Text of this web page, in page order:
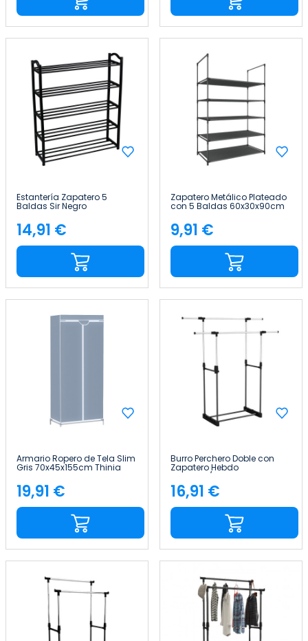
Estantería Zapatero 5
Baldas Sir Negro
63x20x79cm Thinia Home
Precio
14,91 €
Zapatero Metálico Plateado
con 5 Baldas 60x30x90cm
Precio
9,91 €
Armario Ropero de Tela Slim
Gris 70x45x155cm Thinia
Precio
19,91 €
Burro Perchero Doble con
Zapatero Hebdo
Plateado/Negro
172x41x157cm Thinia Home
Precio
16,91 €